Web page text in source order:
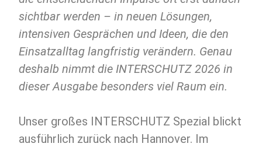
sichtbar werden – in neuen Lösungen,
intensiven Gesprächen und Ideen, die den
Einsatzalltag langfristig verändern. Genau
deshalb nimmt die INTERSCHUTZ 2026 in
dieser Ausgabe besonders viel Raum ein.
Unser großes INTERSCHUTZ Spezial blickt
ausführlich zurück nach Hannover. Im